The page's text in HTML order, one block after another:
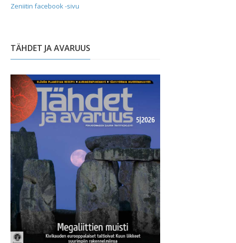
Zeniitin facebook -sivu
TÄHDET JA AVARUUS